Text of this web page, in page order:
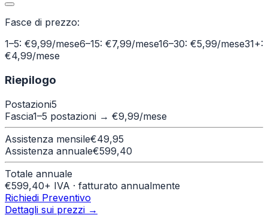
Fasce di prezzo:
1–5: €9,99/mese6–15: €7,99/mese16–30: €5,99/mese31+:
€4,99/mese
Riepilogo
Postazioni5
Fascia1–5 postazioni → €9,99/mese
Assistenza mensile€49,95
Assistenza annuale€599,40
Totale annuale
€599,40+ IVA · fatturato annualmente
Richiedi Preventivo
Dettagli sui prezzi →